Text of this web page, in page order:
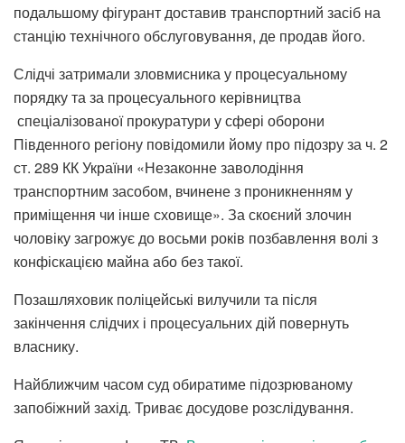
подальшому фігурант доставив транспортний засіб на
станцію технічного обслуговування, де продав його.
Слідчі затримали зловмисника у процесуальному
порядку та за процесуального керівництва
спеціалізованої прокуратури у сфері оборони
Південного регіону повідомили йому про підозру за ч. 2
ст. 289 КК України «Незаконне заволодіння
транспортним засобом, вчинене з проникненням у
приміщення чи інше сховище». За скоєний злочин
чоловіку загрожує до восьми років позбавлення волі з
конфіскацією майна або без такої.
Позашляховик поліцейські вилучили та після
закінчення слідчих і процесуальних дій повернуть
власнику.
Найближчим часом суд обиратиме підозрюваному
запобіжний захід. Триває досудове розслідування.